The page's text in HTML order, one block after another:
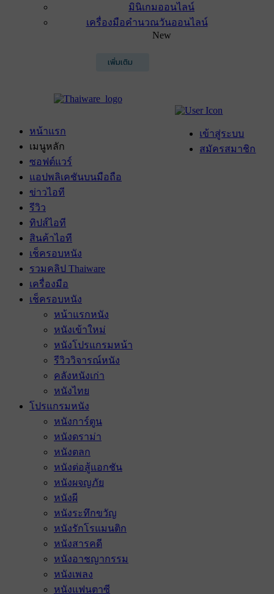
มินิเกมออนไลน์
เครื่องมือคำนวณวันออนไลน์
New
เพิ่มเติม
เข้าสู่ระบบ
สมัครสมาชิก
หน้าแรก
เมนูหลัก
ซอฟต์แวร์
แอปพลิเคชันบนมือถือ
ข่าวไอที
รีวิว
ทิปส์ไอที
สินค้าไอที
เช็ครอบหนัง
รวมคลิป Thaiware
เครื่องมือ
เช็ครอบหนัง
หน้าแรกหนัง
หนังเข้าใหม่
หนังโปรแกรมหน้า
รีวิววิจารณ์หนัง
คลังหนังเก่า
หนังไทย
โปรแกรมหนัง
หนังการ์ตูน
หนังดราม่า
หนังตลก
หนังต่อสู้แอกชัน
หนังผจญภัย
หนังผี
หนังระทึกขวัญ
หนังรักโรแมนติก
หนังสารคดี
หนังอาชญากรรม
หนังเพลง
หนังแฟนตาซี